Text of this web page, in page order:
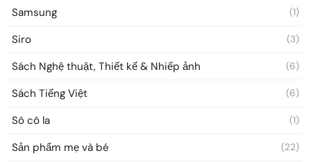
Samsung (1)
Siro (3)
Sách Nghệ thuật, Thiết kế & Nhiếp ảnh (6)
Sách Tiếng Việt (6)
Sô cô la (1)
Sản phẩm mẹ và bé (22)